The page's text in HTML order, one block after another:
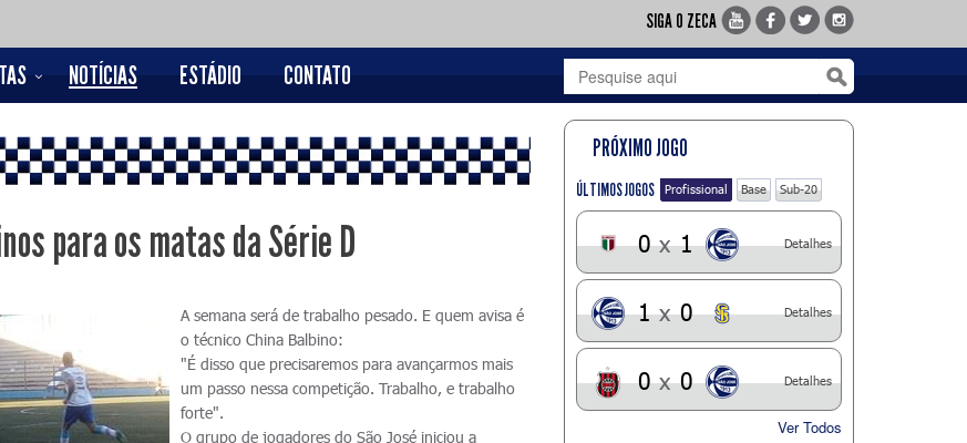
SIGA O ZECA
NOTÍCIAS ESTÁDIO CONTATO
para os matas da Série D
A semana será de trabalho pesado. E quem avisa é
o técnico China Balbino:
"É disso que precisaremos para avançarmos mais
um passo nessa competição. Trabalho, e trabalho
forte".
O grupo de jogadores do São José iniciou a
PRÓXIMO JOGO
ÚLTIMOS JOGOS Profissional Base Sub-20
0 x 1 Detalhes
1 x 0 Detalhes
0 x 0 Detalhes
Ver Todos